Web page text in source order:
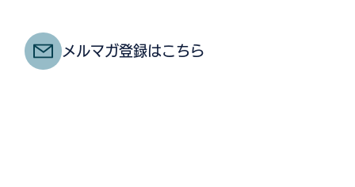
メルマガ登録はこちら